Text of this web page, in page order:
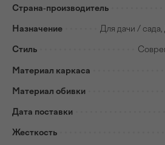
Страна-производитель
Назначение Для дачи /
Стиль
Материал каркаса
Материал обивки
Дата поставки
Жесткость